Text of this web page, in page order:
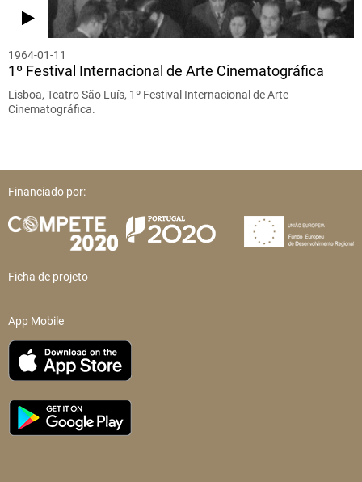
1964-01-11
1º Festival Internacional de Arte Cinematográfica
Lisboa, Teatro São Luís, 1º Festival Internacional de Arte
Cinematográfica.
Financiado por:
Ficha de projeto
App Mobile